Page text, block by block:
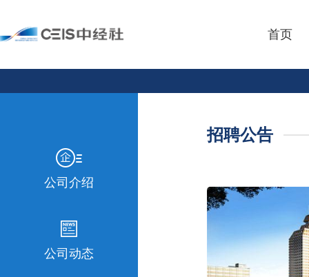
首页
公司介绍
公司动态
招聘公告